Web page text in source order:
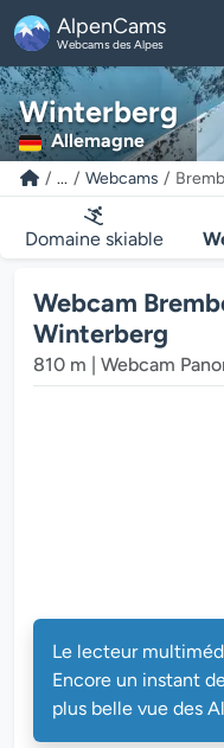
AlpenCams
Webcams des Alpes
Winterberg
Allemagne
... Webcams
Domaine skiable
Webcam
Winterberg
810 m | Webcam Le
Le lecteur
Encore un instant
plus belle vue des